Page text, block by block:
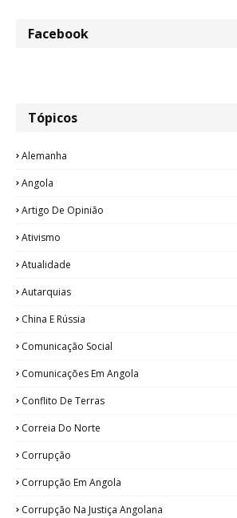
Facebook
Tópicos
Alemanha
Angola
Artigo De Opinião
Ativismo
Atualidade
Autarquias
China E Rússia
Comunicação Social
Comunicações Em Angola
Conflito De Terras
Correia Do Norte
Corrupção
Corrupção Em Angola
Corrupção Na Justiça Angolana